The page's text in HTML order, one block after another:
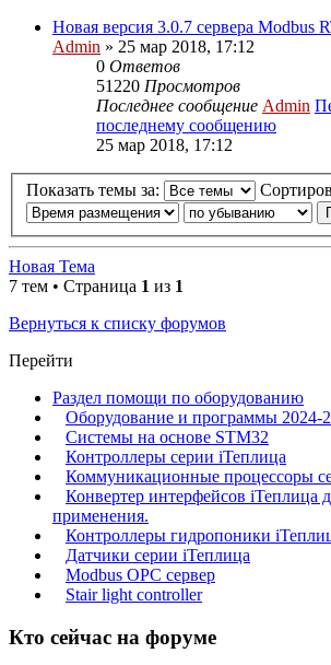
Новая версия 3.0.7 сервера Modbus
Admin » 25 мар 2018, 17:12
0 Ответов
51220 Просмотров
Последнее сообщение Admin
последнему сообщению
25 мар 2018, 17:12
Показать темы за:
Новая Тема
7 тем • Страница 1 из 1
Вернуться к списку форумов
Перейти
Раздел помощи по оборудованию
Оборудование и программы 2024-
Системы на основе STM32
Контроллеры серии iТеплица
Коммуникационные процессоры
Конвертер интерфейсов iТеплица
применения.
Контроллеры гидропоники
Датчики серии iТеплица
Modbus OPC сервер
Stair light controller
Кто сейчас на форуме